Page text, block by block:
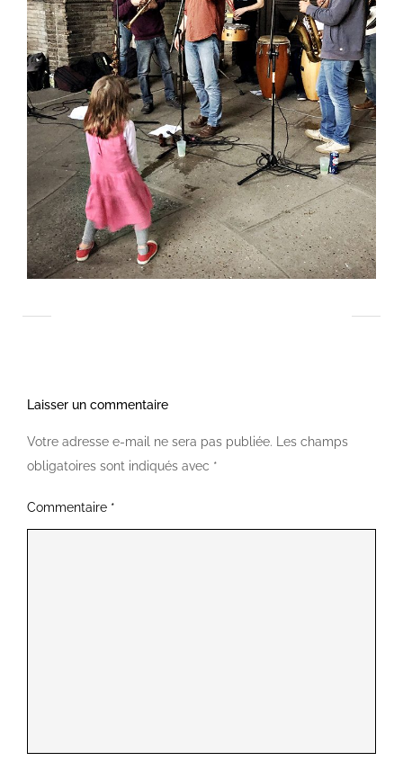
Laisser un commentaire
Votre adresse e-mail ne sera pas publiée. Les champs
obligatoires sont indiqués avec *
Commentaire *